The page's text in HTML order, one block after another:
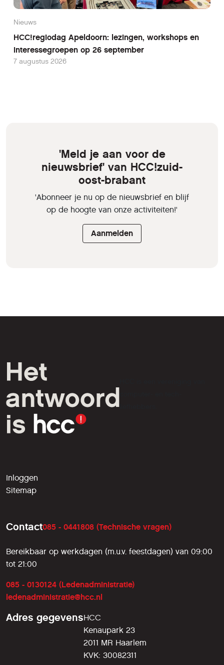
Nieuws
HCC!regiodag Apeldoorn: lezingen, workshops en
interessegroepen op 26 september
7 augustus 2026
'Meld je aan voor de
nieuwsbrief' van HCC!zuid-
oost-brabant
'Abonneer je nu op de nieuwsbrief en blijf
op de hoogte van onze activiteiten!'
Aanmelden
liefhebbers.
Inloggen
Sitemap
Contact085 - 0441808 (Technische vragen)
Bereikbaar op werkdagen (m.u.v. feestdagen) van 09:00
tot 21:00
085 - 0130124 (Ledenadministratie)
ledenadministratie@hcc.nl
Adres gegevensHCC
Kenaupark 23
2011 MR Haarlem
KVK: 30082311